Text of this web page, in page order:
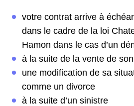
votre contrat arrive à
dans le cadre de la loi
Hamon dans le cas d’un
à la suite de la vente de
une modification de sa
comme un divorce
à la suite d’un sinistre